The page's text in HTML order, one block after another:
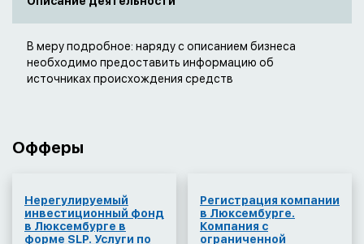
В меру подробное: наряду с описанием бизнеса
необходимо предоставить информацию об
источниках происхождения средств
Офферы
Нерегулируемый
инвестиционный фонд
в Люксембурге в
форме SLP. Услуги по
Регистрация компании
в Люксембурге.
Компания с
ограниченной